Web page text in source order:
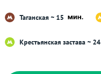
Таганская ~ 15
Крестьянская застава ~ 24